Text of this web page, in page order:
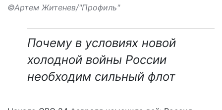
©Артем Житенев/"Профиль"
Почему в условиях новой
холодной войны России
необходим сильный флот